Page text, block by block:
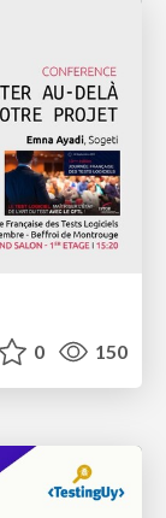
0 150